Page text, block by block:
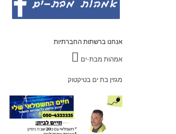
אנחנו ברשתות החברתיות
אמהות מבת-ים
מגזין בת ים בטיקטוק